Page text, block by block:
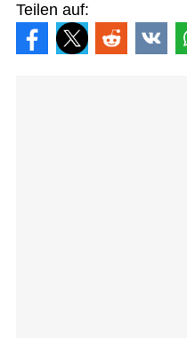
Teilen auf: